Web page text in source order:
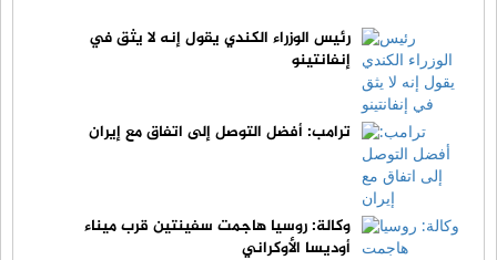
رئيس الوزراء الكندي يقول إنه لا يثق في
إنفانتينو
ترامب: أفضل التوصل إلى اتفاق مع إيران
وكالة: روسيا هاجمت سفينتين قرب ميناء
أوديسا الأوكراني